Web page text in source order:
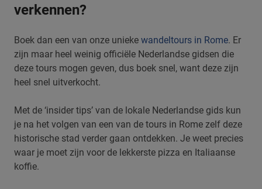
verkennen?
Boek dan een van onze unieke wandeltours in Rome. Er
zijn maar heel weinig officiële Nederlandse gidsen die
deze tours mogen geven, dus boek snel, want deze zijn
heel snel uitverkocht.
Met de ‘insider tips’ van de lokale Nederlandse gids kun
je na het volgen van een van de tours in Rome zelf deze
historische stad verder gaan ontdekken. Je weet precies
waar je moet zijn voor de lekkerste pizza en Italiaanse
koffie.